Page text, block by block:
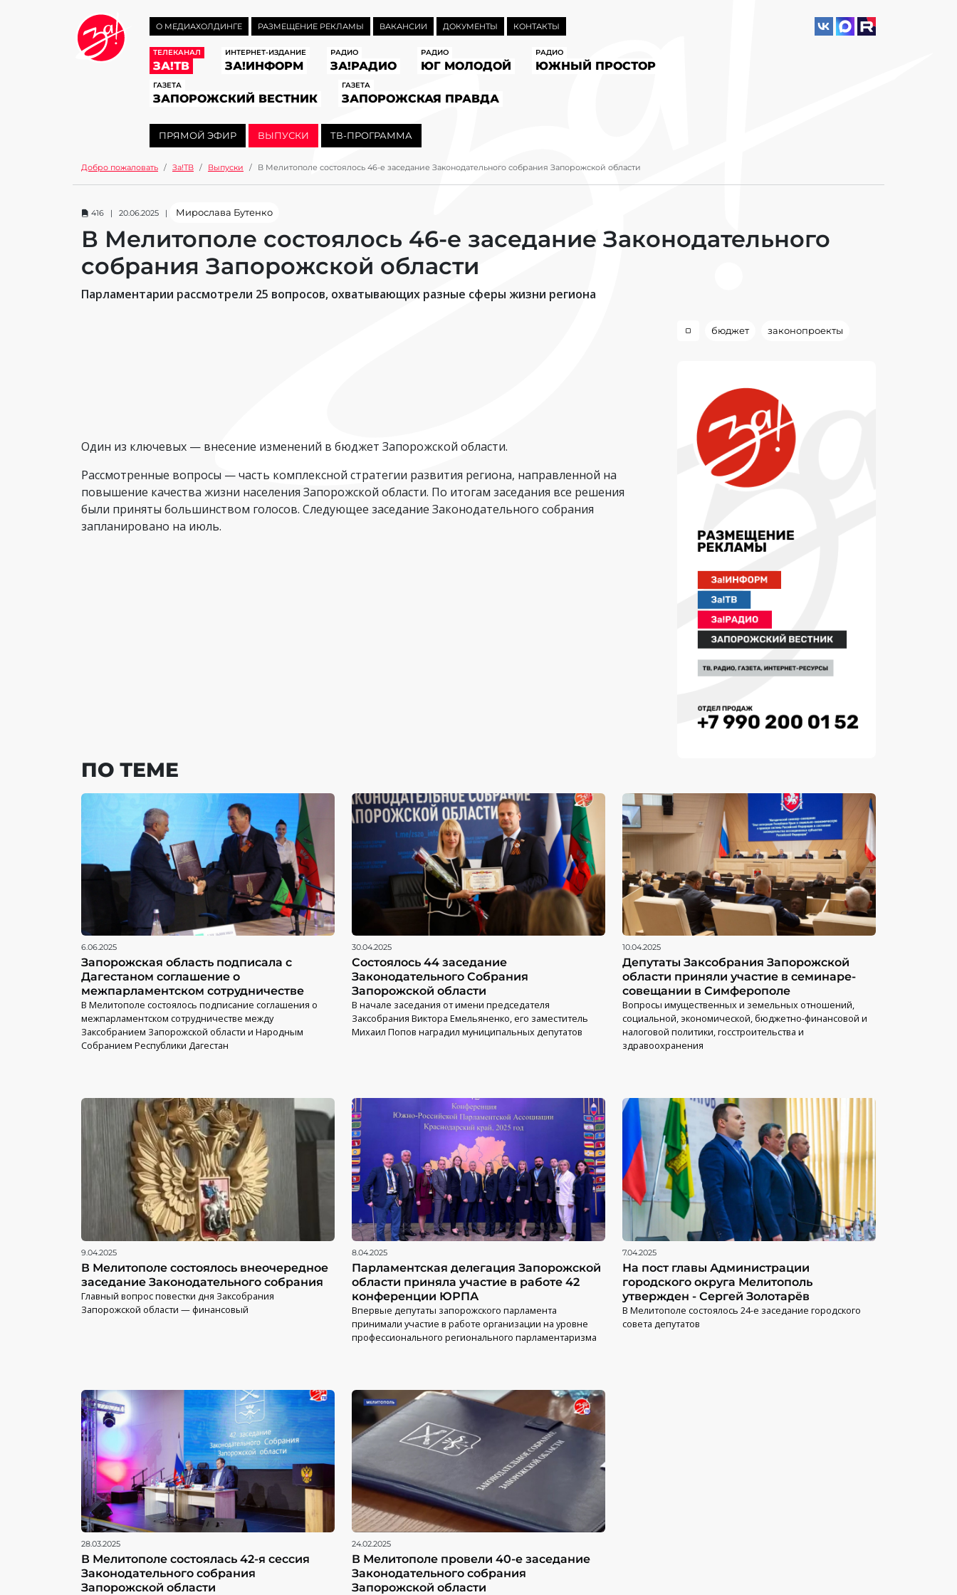
О МЕДИАХОЛДИНГЕ РАЗМЕЩЕНИЕ РЕКЛАМЫ ВАКАНСИИ ДОКУМЕНТЫ КОНТАКТЫ
ТЕЛЕКАНАЛ
ЗА!ТВ
ИНТЕРНЕТ-ИЗДАНИЕ
ЗА!ИНФОРМ
РАДИО
ЗА!РАДИО
РАДИО
ЮГ МОЛОДОЙ
РАДИО
ЮЖНЫЙ ПРОСТОР
ГАЗЕТА
ЗАПОРОЖСКИЙ ВЕСТНИК
ГАЗЕТА
ЗАПОРОЖСКАЯ ПРАВДА
ПРЯМОЙ ЭФИР ВЫПУСКИ ТВ-ПРОГРАММА
Добро пожаловать За!ТВ Выпуски В Мелитополе состоялось 46-е заседание Законодательного собрания Запорожской области
416 | 20.06.2025 | Мирослава Бутенко
В Мелитополе состоялось 46-е заседание Законодательного
собрания Запорожской области
Парламентарии рассмотрели 25 вопросов, охватывающих разные сферы жизни региона
Один из ключевых — внесение изменений в бюджет Запорожской области.
Рассмотренные вопросы — часть комплексной стратегии развития региона, направленной на
повышение качества жизни населения Запорожской области. По итогам заседания все решения
были приняты большинством голосов. Следующее заседание Законодательного собрания
запланировано на июль.
бюджет законопроекты
ПО ТЕМЕ
6.06.2025
Запорожская область подписала с
Дагестаном соглашение о
межпарламентском сотрудничестве
В Мелитополе состоялось подписание соглашения о
межпарламентском сотрудничестве между
Заксобранием Запорожской области и Народным
Собранием Республики Дагестан
30.04.2025
Состоялось 44 заседание
Законодательного Собрания
Запорожской области
В начале заседания от имени председателя
Заксобрания Виктора Емельяненко, его заместитель
Михаил Попов наградил муниципальных депутатов
10.04.2025
Депутаты Заксобрания Запорожской
области приняли участие в семинаре-
совещании в Симферополе
Вопросы имущественных и земельных отношений,
социальной, экономической, бюджетно-финансовой и
налоговой политики, госстроительства и
здравоохранения
9.04.2025
В Мелитополе состоялось внеочередное
заседание Законодательного собрания
Главный вопрос повестки дня Заксобрания
Запорожской области — финансовый
8.04.2025
Парламентская делегация Запорожской
области приняла участие в работе 42
конференции ЮРПА
Впервые депутаты запорожского парламента
принимали участие в работе организации на уровне
профессионального регионального парламентаризма
7.04.2025
На пост главы Администрации
городского округа Мелитополь
утвержден - Сергей Золотарёв
В Мелитополе состоялось 24-е заседание городского
совета депутатов
28.03.2025
В Мелитополе состоялась 42-я сессия
Законодательного собрания
Запорожской области
24.02.2025
В Мелитополе провели 40-е заседание
Законодательного собрания
Запорожской области